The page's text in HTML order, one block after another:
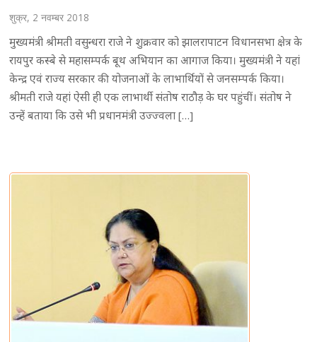
शुक्र, 2 नवम्बर 2018
मुख्यमंत्री श्रीमती वसुन्धरा राजे ने शुक्रवार को झालरापाटन विधानसभा क्षेत्र के
रायपुर कस्बे से महासम्पर्क बूथ अभियान का आगाज किया। मुख्यमंत्री ने यहां
केन्द्र एवं राज्य सरकार की योजनाओं के लाभार्थियों से जनसम्पर्क किया।
श्रीमती राजे यहां ऐसी ही एक लाभार्थी संतोष राठौड़ के घर पहुंचीं। संतोष ने
उन्हें बताया कि उसे भी प्रधानमंत्री उज्ज्वला […]